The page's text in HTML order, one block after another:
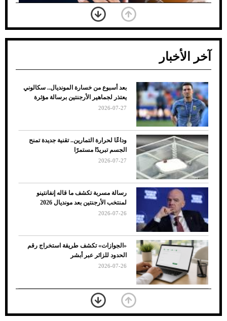
ضعف تبريد مكيف السيارة عند الوقوف.. أشهر
الأسباب والحلول
7 نصائح لاختيار لون البنطلون المناسب للقميص
الأسود
آخر الأخبار
بعد أسبوع من خسارة المونديال.. سكالوني
يعتذر لجماهير الأرجنتين برسالة مؤثرة
2026-07-27
وداعًا لحرارة التمارين.. تقنية جديدة تمنح
الجسم تبريدًا مستمرًا
2026-07-27
رسالة مسربة تكشف ما قاله إنفانتينو
لمنتخب الأرجنتين بعد مونديال 2026
2026-07-26
«الجوازات» تكشف طريقة استخراج رقم
الحدود للزائر عبر أبشر
2026-07-26
بعد 7 أشهر من تعرضه لحادث مروع.. جوشوا
يفوز على برينغا بـ"الضربة القاضية" (فيديو)